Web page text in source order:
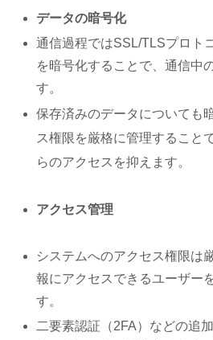
データの暗号化
通信過程ではSSL/TLSプロト
を暗号化することで、通信中
す。
保存済みのデータについても
ス権限を厳格に管理すること
らのアクセスを抑えます。
アクセス管理
システムへのアクセス権限は
報にアクセスできるユーザー
す。
二要素認証（2FA）などの追